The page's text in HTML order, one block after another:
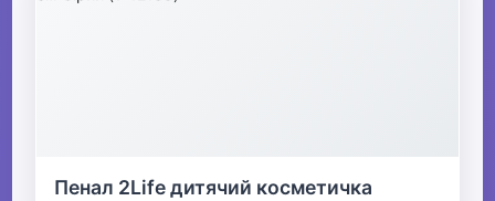
Пенал 2Life дитячий косметичка